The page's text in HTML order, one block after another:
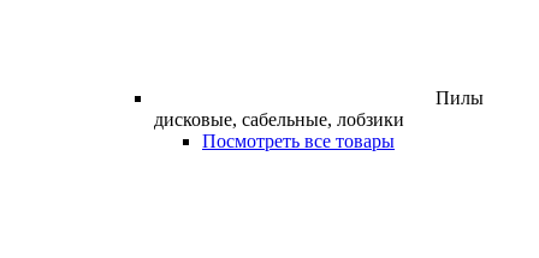
Пилы
дисковые, сабельные, лобзики
Посмотреть все товары